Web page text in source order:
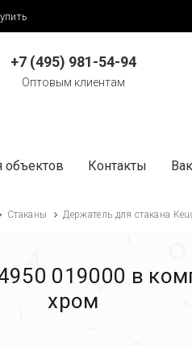
+7 (495) 981-54-94
Оптовым клиентам
объектов Контакты
Стаканы Держатель для стакана
019000 в
хром